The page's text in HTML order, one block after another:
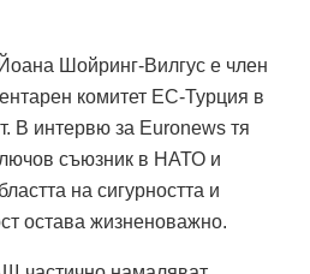
Шойринг-Вилгус е член
комитет ЕС-Турция в
В интервю за Euronews тя
съюзник в НАТО и
на сигурността и
остава жизненоважно.